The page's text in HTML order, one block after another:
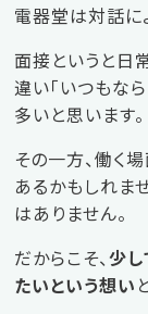
電器堂は対話に
面接というと日
違い「いつもな
多いと思います。
その一方、働く
あるかもしれま
はありません。
だからこそ、少
たいという想い